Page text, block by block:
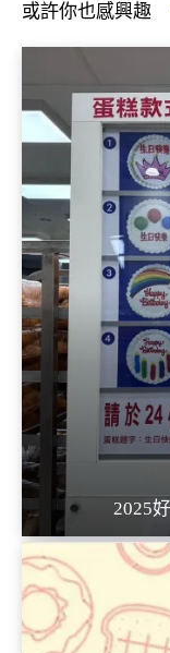
或許你也感興趣
2025